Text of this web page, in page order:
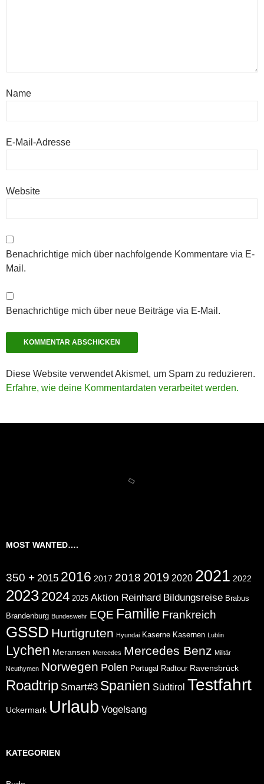
Name
E-Mail-Adresse
Website
Benachrichtige mich über nachfolgende Kommentare via E-
Mail.
Benachrichtige mich über neue Beiträge via E-Mail.
Diese Website verwendet Akismet, um Spam zu reduzieren.
Erfahre, wie deine Kommentardaten verarbeitet werden.
MOST WANTED….
350 + 2015 2016 2017 2018 2019 2020 2021 2022
2023 2024 2025 Aktion Reinhard Bildungsreise Brabus
Brandenburg Bundeswehr EQE Familie Frankreich
GSSD Hurtigruten Hyundai Kaserne Kasernen Lublin
Lychen Meransen Mercedes Mercedes Benz Militär
Neuthymen Norwegen Polen Portugal Radtour Ravensbrück
Roadtrip Smart#3 Spanien Südtirol Testfahrt
Uckermark Urlaub Vogelsang
KATEGORIEN